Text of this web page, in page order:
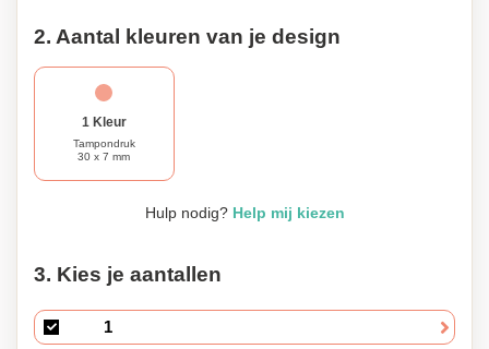
2. Aantal kleuren van je design
1 Kleur
Tampondruk
30 x 7 mm
Hulp nodig? Help mij kiezen
3. Kies je aantallen